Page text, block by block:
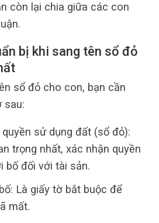
còn lại chia giữa các con
bị khi sang tên sổ đỏ
sổ đỏ cho con, bạn cần
sau:
sử dụng đất (sổ đỏ):
trọng nhất, xác nhận quyền
bố đối với tài sản.
Là giấy tờ bắt buộc để
mất.